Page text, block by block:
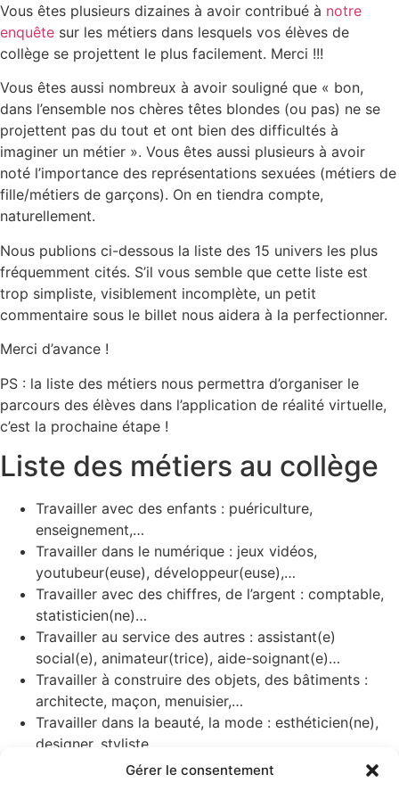
Gérer le consentement
Vous êtes plusieurs dizaines à avoir contribué à notre
enquête sur les métiers dans lesquels vos élèves de
collège se projettent le plus facilement. Merci !!!
Vous êtes aussi nombreux à avoir souligné que « bon,
dans l’ensemble nos chères têtes blondes (ou pas) ne se
projettent pas du tout et ont bien des difficultés à
imaginer un métier ». Vous êtes aussi plusieurs à avoir
noté l’importance des représentations sexuées (métiers de
fille/métiers de garçons). On en tiendra compte,
naturellement.
Nous publions ci-dessous la liste des 15 univers les plus
fréquemment cités. S’il vous semble que cette liste est
trop simpliste, visiblement incomplète, un petit
commentaire sous le billet nous aidera à la perfectionner.
Merci d’avance !
PS : la liste des métiers nous permettra d’organiser le
parcours des élèves dans l’application de réalité virtuelle,
c’est la prochaine étape !
Liste des métiers au collège
Travailler avec des enfants : puériculture,
enseignement,…
Travailler dans le numérique : jeux vidéos,
youtubeur(euse), développeur(euse),…
Travailler avec des chiffres, de l’argent : comptable,
statisticien(ne)…
Travailler au service des autres : assistant(e)
social(e), animateur(trice), aide-soignant(e)…
Travailler à construire des objets, des bâtiments :
architecte, maçon, menuisier,…
Travailler dans la beauté, la mode : esthéticien(ne),
designer, styliste,…
Travailler dans la mécanique, la robotique, l’industrie :